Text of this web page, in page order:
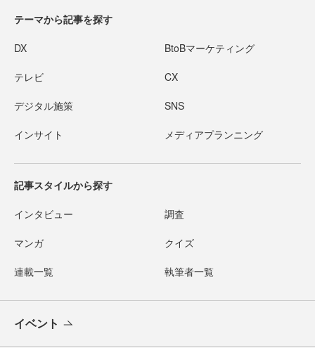
テーマから記事を探す
DX BtoBマーケティング
テレビ CX
デジタル施策 SNS
インサイト メディアプランニング
記事スタイルから探す
インタビュー 調査
マンガ クイズ
連載一覧 執筆者一覧
イベント